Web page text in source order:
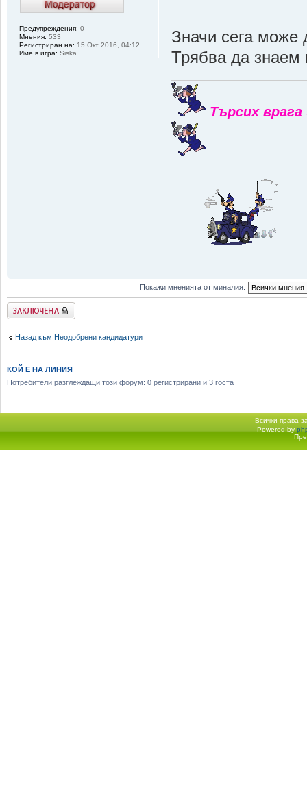
Значи сега може
Трябва да знаем
Търсих
Предупреждения: 0
Мнения: 533
Регистриран на: 15 Окт 2016, 04:12
Име в игра: Siska
Покажи мненията от миналия:
Заключена
Назад към Неодобрени кандидатури
КОЙ Е НА ЛИНИЯ
Потребители разглеждащи този форум: 0 регистрирани и 3 госта
Всички права
Начало форум Powered by